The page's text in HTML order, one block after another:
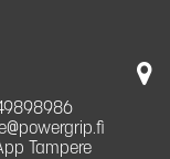
Tampere